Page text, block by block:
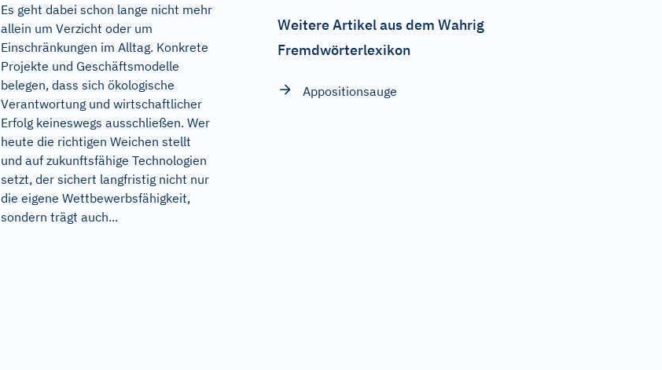
Es geht dabei schon lange nicht mehr
allein um Verzicht oder um
Einschränkungen im Alltag. Konkrete
Projekte und Geschäftsmodelle
belegen, dass sich ökologische
Verantwortung und wirtschaftlicher
Erfolg keineswegs ausschließen. Wer
heute die richtigen Weichen stellt
und auf zukunftsfähige Technologien
setzt, der sichert langfristig nicht nur
die eigene Wettbewerbsfähigkeit,
sondern trägt auch...
Weitere Artikel aus dem Wahrig
Fremdwörterlexikon
Appositionsauge